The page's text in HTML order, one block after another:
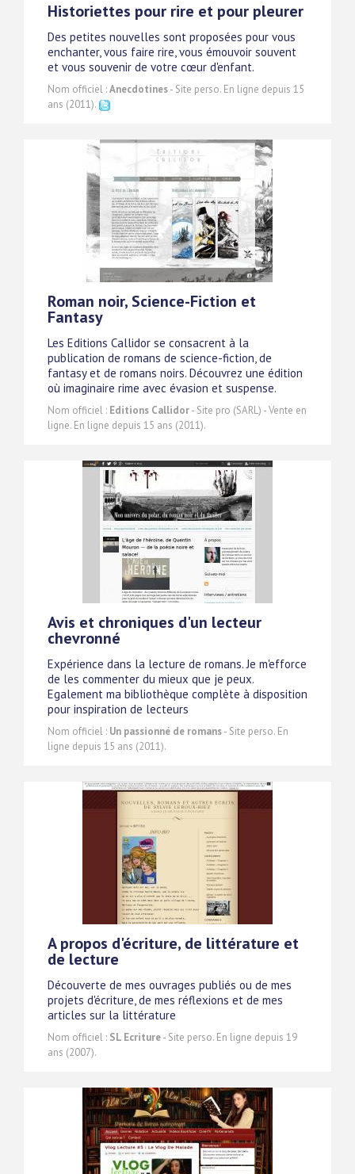
Historiettes pour rire et pour pleurer
Des petites nouvelles sont proposées pour vous
enchanter, vous faire rire, vous émouvoir souvent
et vous souvenir de votre cœur d'enfant.
Nom officiel :Anecdotines- Site perso. En ligne depuis 15
ans (2011).
Roman noir, Science-Fiction et
Fantasy
Les Editions Callidor se consacrent à la
publication de romans de science-fiction, de
fantasy et de romans noirs. Découvrez une édition
où imaginaire rime avec évasion et suspense.
Nom officiel : Editions Callidor- Site pro (SARL) - Vente en
ligne. En ligne depuis 15 ans (2011).
Avis et chroniques d'un lecteur
chevronné
Expérience dans la lecture de romans. Je m'efforce
de les commenter du mieux que je peux.
Egalement ma bibliothèque complète à disposition
pour inspiration de lecteurs
Nom officiel : Un passionné de romans- Site perso. En
ligne depuis 15 ans (2011).
A propos d'écriture, de littérature et
de lecture
Découverte de mes ouvrages publiés ou de mes
projets d'écriture, de mes réflexions et de mes
articles sur la littérature
Nom officiel : SL Ecriture- Site perso. En ligne depuis 19
ans (2007).